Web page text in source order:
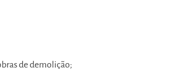
de demolição;